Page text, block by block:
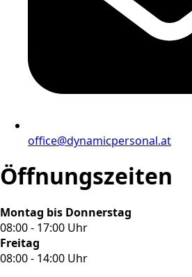
office@dynamicpersonal.at
Öffnungszeiten
Montag bis Donnerstag
08:00 - 17:00 Uhr
Freitag
08:00 - 14:00 Uhr